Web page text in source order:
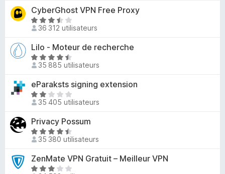
5
3
s
u
r
5
t
é
4
4
s
u
5
CyberGhost VPN Free Proxy
N
o
t
é
3
6
s
u
5
36 312 utilisateurs
Lilo - Moteur de recherche
N
o
é
4
7
s
u
5
35 885 utilisateurs
eParaksts signing extension
N
o
t
é
2
2
s
35 405 utilisateurs
Privacy Possum
N
o
t
é
35 380 utilisateurs
ZenMate VPN Gratuit – Meilleur VPN
N